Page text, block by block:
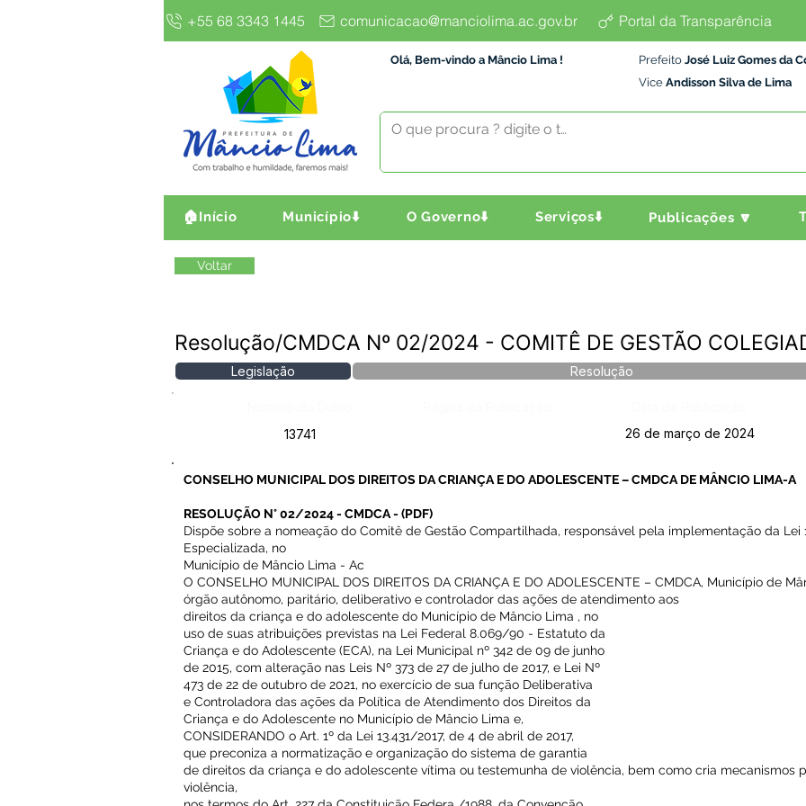
+55 68 3343 1445 comunicacao@manciolima.ac.gov.br Portal da Transparência
Olá, Bem-vindo a Mâncio Lima ! Prefeito José Luiz Gomes da
Vice Andisson Silva de Lima
🏠Início Município⬇️ O Governo⬇️ Serviços⬇️ Publicações 🔽
Voltar
Resolução/CMDCA Nº 02/2024 - COMITÊ DE GESTÃO
Legislação Resolução
13741
26 de março de 2024
CONSELHO MUNICIPAL DOS DIREITOS DA CRIANÇA E DO ADOLESCENTE – CMDCA DE MÂNCIO LIMA-A
RESOLUÇÃO N° 02/2024 - CMDCA- (PDF)
Dispõe sobre a nomeação do Comitê de Gestão Compartilhada, responsável pela implementação da Lei
Especializada, no
Município de Mâncio Lima - Ac
O CONSELHO MUNICIPAL DOS DIREITOS DA CRIANÇA E DO ADOLESCENTE – CMDCA, Município de
órgão autônomo, paritário, deliberativo e controlador das ações de atendimento aos
direitos da criança e do adolescente do Município de Mâncio Lima , no
uso de suas atribuições previstas na Lei Federal 8.069/90 - Estatuto da
Criança e do Adolescente (ECA), na Lei Municipal nº 342 de 09 de junho
de 2015, com alteração nas Leis Nº 373 de 27 de julho de 2017, e Lei Nº
473 de 22 de outubro de 2021, no exercício de sua função Deliberativa
e Controladora das ações da Política de Atendimento dos Direitos da
Criança e do Adolescente no Município de Mâncio Lima e,
CONSIDERANDO o Art. 1º da Lei 13.431/2017, de 4 de abril de 2017,
que preconiza a normatização e organização do sistema de garantia
de direitos da criança e do adolescente vítima ou testemunha de violência, bem como cria mecanismos
violência,